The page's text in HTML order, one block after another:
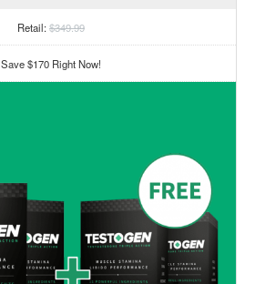
Retail:$349.99
Save $170 Right Now!